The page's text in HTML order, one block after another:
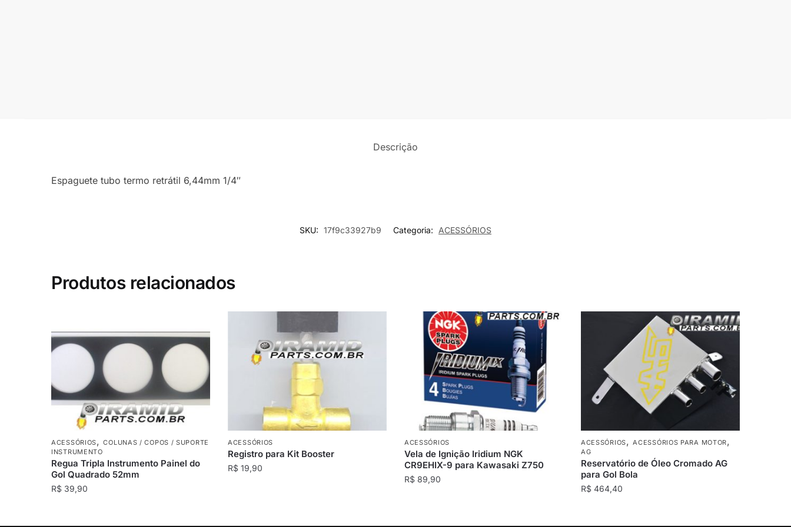
Descrição
Espaguete tubo termo retrátil 6,44mm 1/4″
SKU: 17f9c33927b9 Categoria: ACESSÓRIOS
Produtos relacionados
ACESSÓRIOS,COLUNAS / COPOS / SUPORTE
INSTRUMENTO
Regua Tripla Instrumento Painel do
Gol Quadrado 52mm
R$ 39,90
ACESSÓRIOS
Registro para Kit Booster
R$ 19,90
ACESSÓRIOS
Vela de Ignição Iridium NGK
CR9EHIX-9 para Kawasaki Z750
R$89,90
ACESSÓRIOS,ACESSÓRIOS PARA MOTOR,
AG
Reservatório de Óleo Cromado AG
para Gol Bola
R$464,40